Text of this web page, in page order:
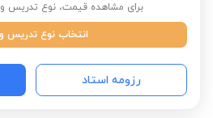
برای مشاهده قیمت، نوع تدریس و
انتخاب نوع تدریس
رزومه استاد